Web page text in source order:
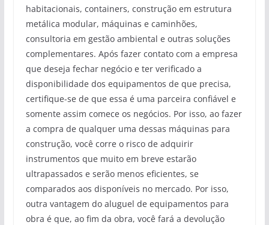
habitacionais, containers, construção em estrutura
metálica modular, máquinas e caminhões,
consultoria em gestão ambiental e outras soluções
complementares. Após fazer contato com a empresa
que deseja fechar negócio e ter verificado a
disponibilidade dos equipamentos de que precisa,
certifique-se de que essa é uma parceira confiável e
somente assim comece os negócios. Por isso, ao fazer
a compra de qualquer uma dessas máquinas para
construção, você corre o risco de adquirir
instrumentos que muito em breve estarão
ultrapassados e serão menos eficientes, se
comparados aos disponíveis no mercado. Por isso,
outra vantagem do aluguel de equipamentos para
obra é que, ao fim da obra, você fará a devolução